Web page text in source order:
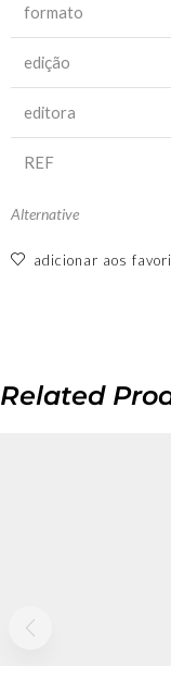
formato
edição
editora
REF
Alternative
adicionar aos
Related